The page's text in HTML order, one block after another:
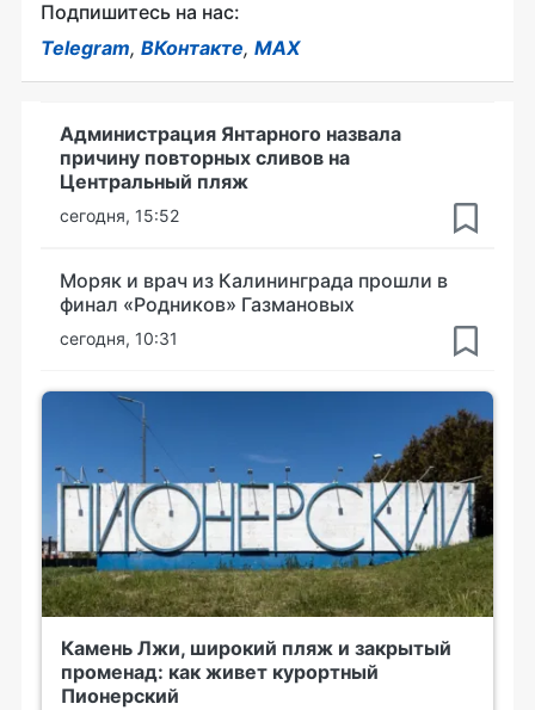
Подпишитесь на нас:
Telegram, ВКонтакте, MAX
Администрация Янтарного назвала
причину повторных сливов на
Центральный пляж
сегодня, 15:52
Моряк и врач из Калининграда прошли в
финал «Родников» Газмановых
сегодня, 10:31
Камень Лжи, широкий пляж и закрытый
променад: как живет курортный
Пионерский